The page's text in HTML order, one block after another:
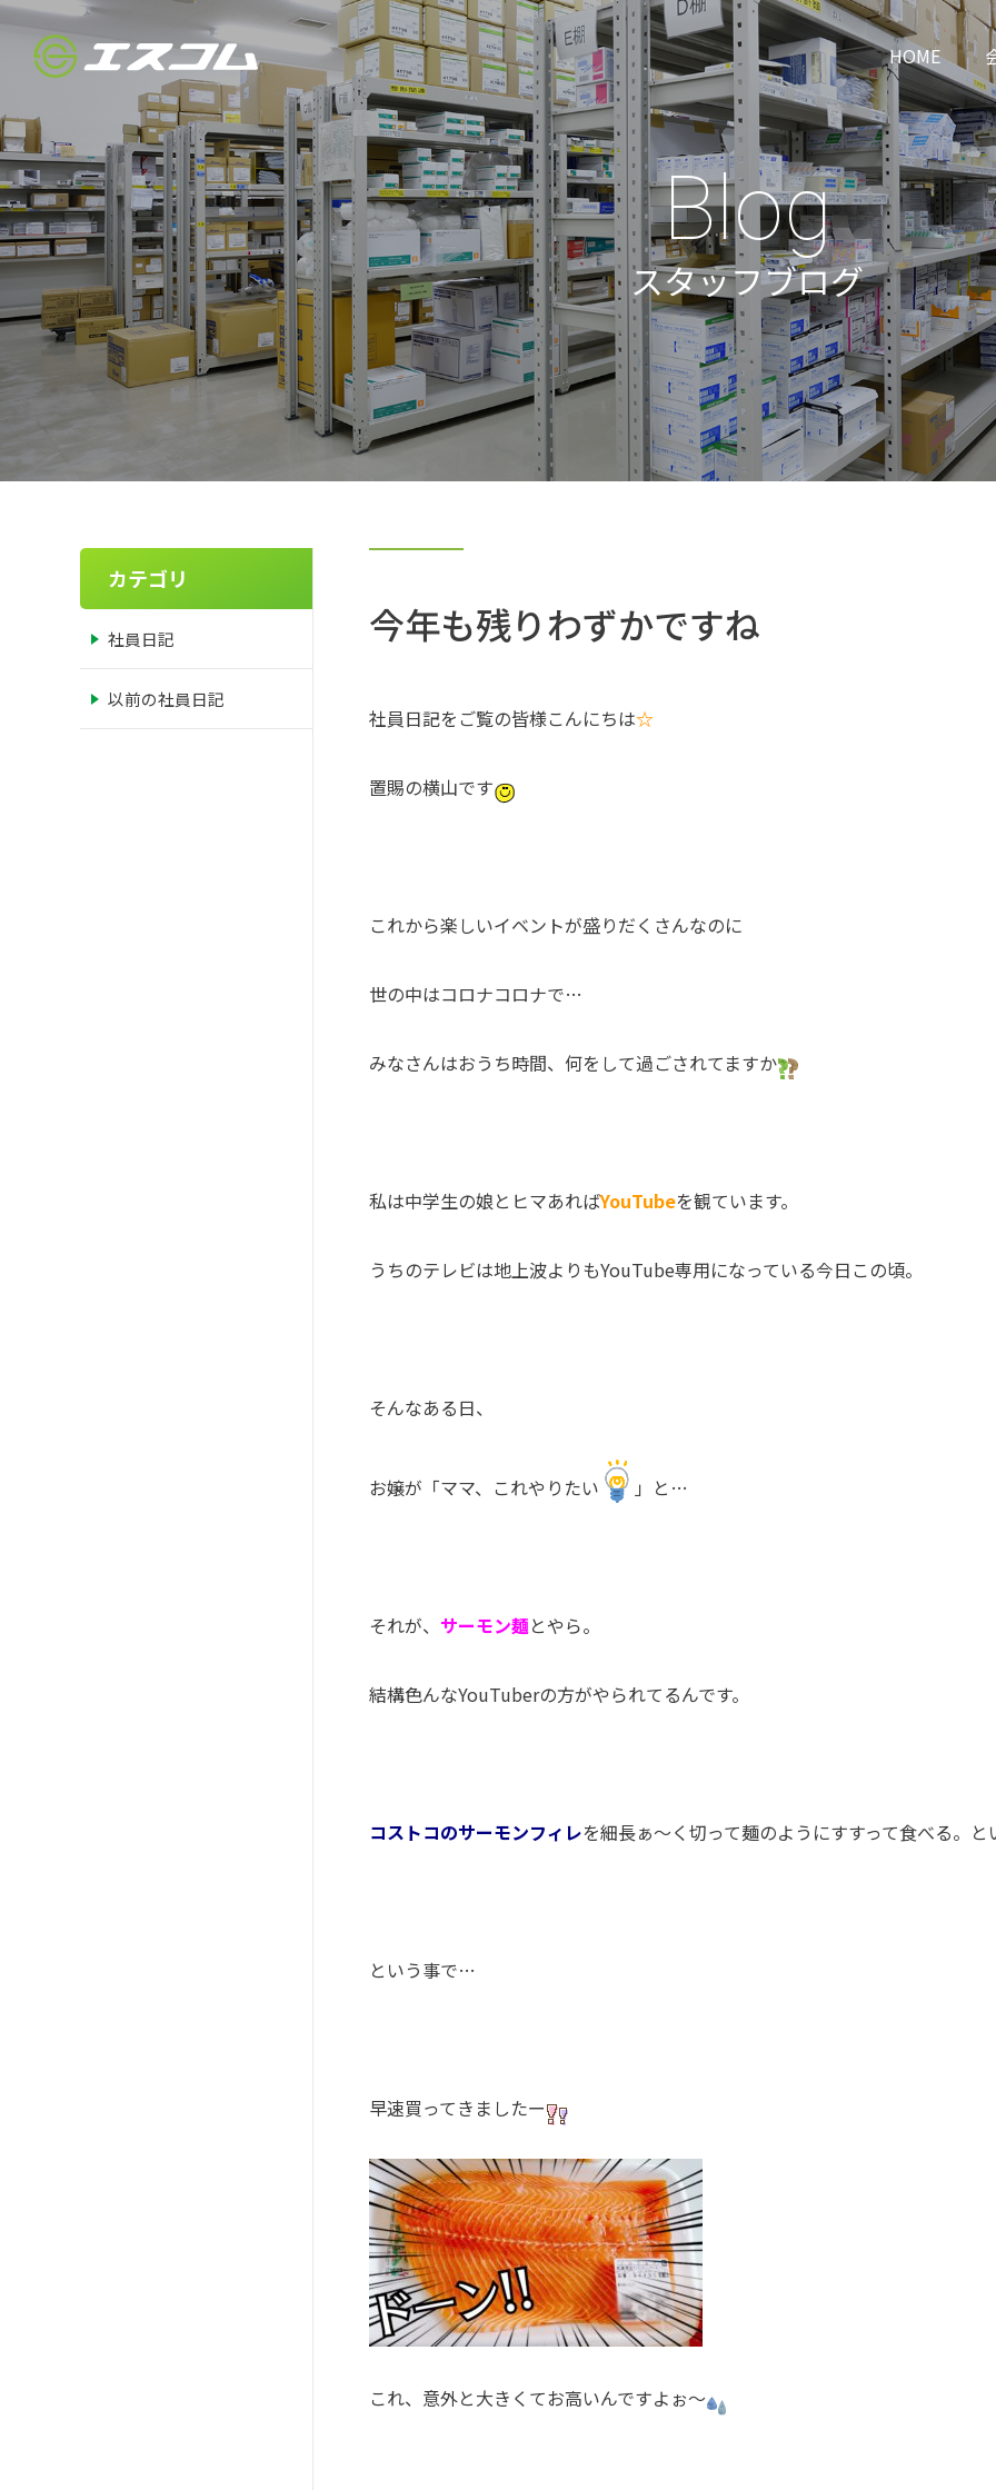
HOME
Blog
スタッフブログ
今年も残りわずかですね
社員日記をご覧の皆様こんにちは☆
置賜の横山です
これから楽しいイベントが盛りだくさんなのに
世の中はコロナコロナで…
みなさんはおうち時間、何をして過ごされてますか
私は中学生の娘とヒマあればYouTubeを観ています。
うちのテレビは地上波よりもYouTube専用になっている今日この頃。
そんなある日、
お嬢が「ママ、これやりたい 」と …
それが、サーモン麺とやら。
結構色んなYouTuberの方がやられてるんです。
コストコのサーモンフィレを細長ぁ〜く切って麺のようにすすって食べる。と
という事で…
早速買ってきましたー
これ、意外と大きくてお高いんですよぉ〜
カテゴリ
社員日記
以前の社員日記